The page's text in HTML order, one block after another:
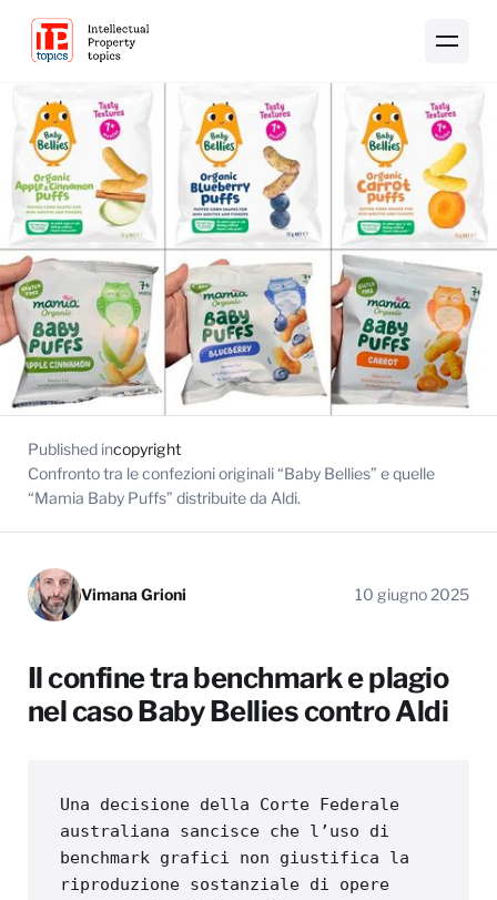
Published incopyright
Confronto tra le confezioni originali “Baby Bellies” e quelle
“Mamia Baby Puffs” distribuite da Aldi.
Vimana Grioni 10 giugno 2025
Il confine tra benchmark e plagio
nel caso Baby Bellies contro Aldi
Una decisione della Corte Federale
australiana sancisce che l’uso di
benchmark grafici non giustifica la
riproduzione sostanziale di opere